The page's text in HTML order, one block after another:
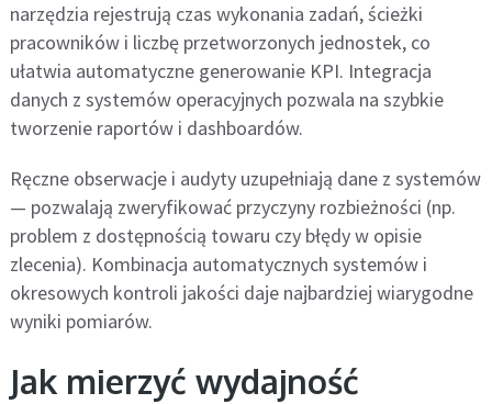
narzędzia rejestrują czas wykonania zadań, ścieżki
pracowników i liczbę przetworzonych jednostek, co
ułatwia automatyczne generowanie KPI. Integracja
danych z systemów operacyjnych pozwala na szybkie
tworzenie raportów i dashboardów.
Ręczne obserwacje i audyty uzupełniają dane z systemów
— pozwalają zweryfikować przyczyny rozbieżności (np.
problem z dostępnością towaru czy błędy w opisie
zlecenia). Kombinacja automatycznych systemów i
okresowych kontroli jakości daje najbardziej wiarygodne
wyniki pomiarów.
Jak mierzyć wydajność